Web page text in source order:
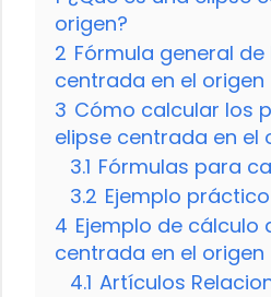
origen?
2 Fórmula general de
centrada en el origen
3 Cómo calcular los
elipse centrada en el
3.1 Fórmulas para
3.2 Ejemplo práctico
4 Ejemplo de cálculo
centrada en el origen
4.1 Artículos